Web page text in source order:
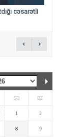
cəsarətli
ŞƏ BZ
1 2
8 9